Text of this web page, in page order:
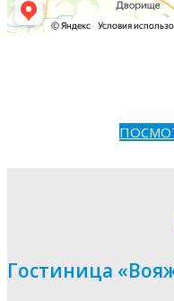
Гостиница